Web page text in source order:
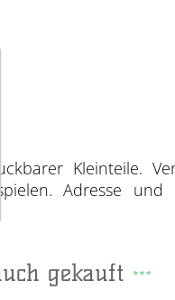
Kleinteile.
Adresse und
gekauft